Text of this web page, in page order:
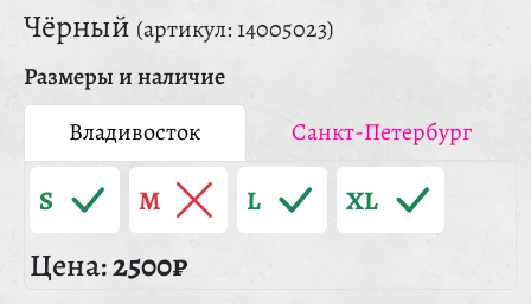
Чёрный (артикул: 14005023)
Размеры и наличие
Владивосток
Санкт-Петербург
S M L XL
Цена:2500₽